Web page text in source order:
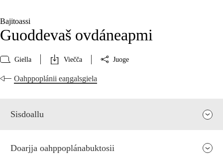
Bajitoassi
Guoddevaš ovdáneapmi
Giella Viečča Juoge
Oahppoplánii eaŋgalsgiela
Sisdoallu
Doarjja oahppoplánabuktosii